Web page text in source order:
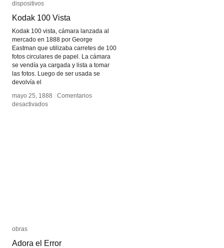
dispositivos
Kodak 100 Vista
Kodak 100 vista, cámara lanzada al
mercado en 1888 por George
Eastman que utilizaba carretes de 100
fotos circulares de papel. La cámara
se vendía ya cargada y lista a tomar
las fotos. Luego de ser usada se
devolvía el
mayo 25, 1888 / Comentarios
desactivadosen
dispositivos
Kodak 100 Vista
mayo 25, 1888 / Comentarios
desactivadosen
obras
Adora el Error
obras
Adora el Error